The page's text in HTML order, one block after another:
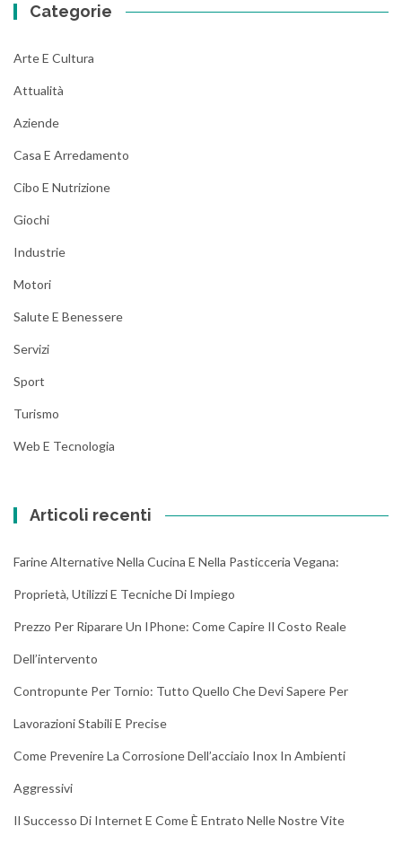
Categorie
Arte E Cultura
Attualità
Aziende
Casa E Arredamento
Cibo E Nutrizione
Giochi
Industrie
Motori
Salute E Benessere
Servizi
Sport
Turismo
Web E Tecnologia
Articoli recenti
Farine Alternative Nella Cucina E Nella Pasticceria Vegana:
Proprietà, Utilizzi E Tecniche Di Impiego
Prezzo Per Riparare Un IPhone: Come Capire Il Costo Reale
Dell’intervento
Contropunte Per Tornio: Tutto Quello Che Devi Sapere Per
Lavorazioni Stabili E Precise
Come Prevenire La Corrosione Dell’acciaio Inox In Ambienti
Aggressivi
Il Successo Di Internet E Come È Entrato Nelle Nostre Vite